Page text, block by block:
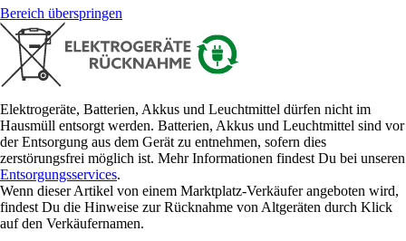
Bereich überspringen
Elektrogeräte, Batterien, Akkus und Leuchtmittel dürfen nicht im
Hausmüll entsorgt werden. Batterien, Akkus und Leuchtmittel sind vor
der Entsorgung aus dem Gerät zu entnehmen, sofern dies
zerstörungsfrei möglich ist. Mehr Informationen findest Du bei unseren
Entsorgungsservices.
Wenn dieser Artikel von einem Marktplatz-Verkäufer angeboten wird,
findest Du die Hinweise zur Rücknahme von Altgeräten durch Klick
auf den Verkäufernamen.